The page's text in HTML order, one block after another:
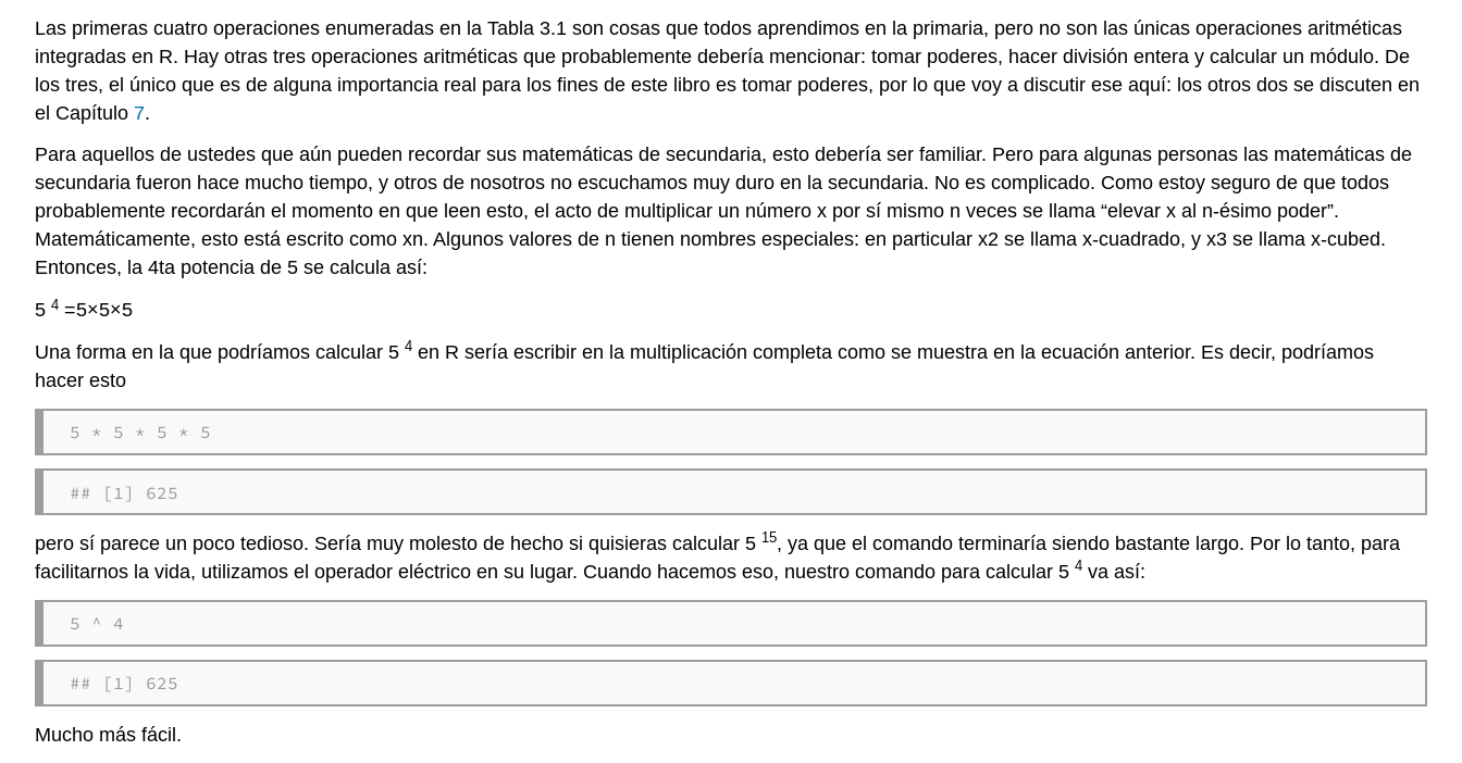
Las primeras cuatro operaciones enumeradas en la Tabla 3.1 son cosas que todos aprendimos en la primaria, pero no son las únicas operaciones aritméticas
integradas en R. Hay otras tres operaciones aritméticas que probablemente debería mencionar: tomar poderes, hacer división entera y calcular un módulo. De
los tres, el único que es de alguna importancia real para los fines de este libro es tomar poderes, por lo que voy a discutir ese aquí: los otros dos se discuten en
el Capítulo 7.
Para aquellos de ustedes que aún pueden recordar sus matemáticas de secundaria, esto debería ser familiar. Pero para algunas personas las matemáticas de
secundaria fueron hace mucho tiempo, y otros de nosotros no escuchamos muy duro en la secundaria. No es complicado. Como estoy seguro de que todos
probablemente recordarán el momento en que leen esto, el acto de multiplicar un número x por sí mismo n veces se llama “elevar x al n-ésimo poder”.
Matemáticamente, esto está escrito como xn. Algunos valores de n tienen nombres especiales: en particular x2 se llama x-cuadrado, y x3 se llama x-cubed.
Entonces, la 4ta potencia de 5 se calcula así:
5 4 =5×5×5
Una forma en la que podríamos calcular 5 4 en R sería escribir en la multiplicación completa como se muestra en la ecuación anterior. Es decir, podríamos
hacer esto
5 * 5 * 5 * 5
## [1] 625
pero sí parece un poco tedioso. Sería muy molesto de hecho si quisieras calcular 5 15, ya que el comando terminaría siendo bastante largo. Por lo tanto, para
facilitarnos la vida, utilizamos el operador eléctrico en su lugar. Cuando hacemos eso, nuestro comando para calcular 5 4 va así:
5 ^ 4
## [1] 625
Mucho más fácil.